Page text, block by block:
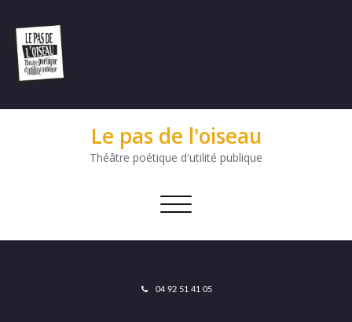
Le pas de l'oiseau
Théâtre poétique d'utilité publique
Afficher/masquer
navigation
04 92 51 41 05